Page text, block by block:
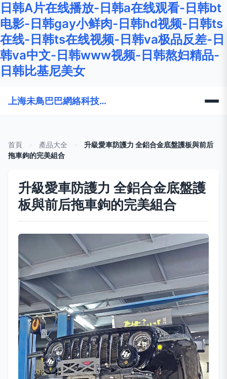
日韩A片在线播放-日韩a在线观看-日韩bt
电影-日韩gay小鲜肉-日韩hd视频-日韩ts
在线-日韩ts在线视频-日韩va极品反差-日
韩va中文-日韩www视频-日韩熬妇精品-
日韩比基尼美女
上海未鳥巴巴網絡科技有限公司
首頁 產品大全
升級愛車防護力 全鋁合金底盤護板與前后
拖車鉤的完美組合
升級愛車防護力 全鋁合金底盤護
板與前后拖車鉤的完美組合